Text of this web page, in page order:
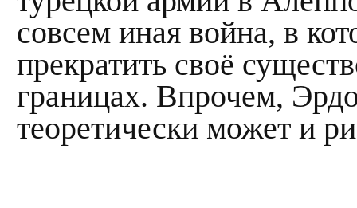
совсем иная война, в
прекратить своё
границах. Впрочем,
теоретически может и